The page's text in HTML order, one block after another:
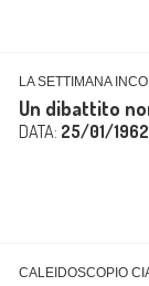
LA SETTIMANA
Un dibattito
DATA: 25/01/1962
CALEIDOSCOPIO